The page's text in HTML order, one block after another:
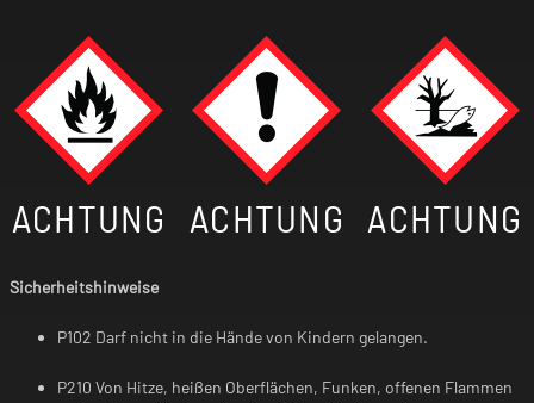
ACHTUNG ACHTUNG ACHTUNG
Sicherheitshinweise
P102 Darf nicht in die Hände von Kindern gelangen.
P210 Von Hitze, heißen Oberflächen, Funken, offenen Flammen